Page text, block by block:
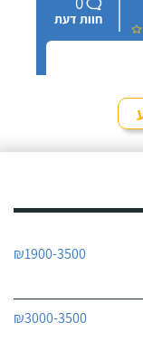
זה כרוך כדי
שאנחנו
את הצעד
חוות דעת
₪1900-3500
₪3000-3500